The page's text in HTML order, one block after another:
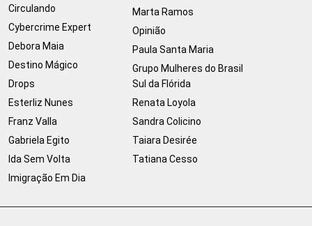
Circulando
Cybercrime Expert
Debora Maia
Destino Mágico
Drops
Esterliz Nunes
Franz Valla
Gabriela Egito
Ida Sem Volta
Imigração Em Dia
Marta Ramos
Opinião
Paula Santa Maria
Grupo Mulheres do Brasil
Sul da Flórida
Renata Loyola
Sandra Colicino
Taiara Desirée
Tatiana Cesso